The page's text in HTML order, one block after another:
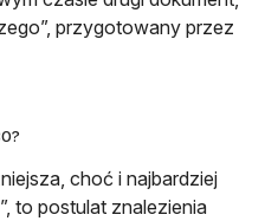
przygotowany przez
choć i najbardziej
to postulat znalezienia